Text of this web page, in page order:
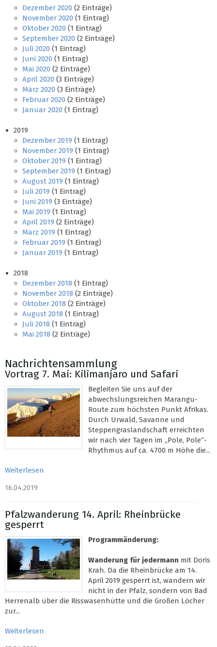
Dezember 2020 (2 Einträge)
November 2020 (1 Eintrag)
Oktober 2020 (1 Eintrag)
September 2020 (2 Einträge)
Juli 2020 (1 Eintrag)
Juni 2020 (1 Eintrag)
Mai 2020 (2 Einträge)
April 2020 (3 Einträge)
März 2020 (3 Einträge)
Februar 2020 (2 Einträge)
Januar 2020 (1 Eintrag)
2019
Dezember 2019 (1 Eintrag)
November 2019 (1 Eintrag)
Oktober 2019 (1 Eintrag)
September 2019 (1 Eintrag)
August 2019 (1 Eintrag)
Juli 2019 (1 Eintrag)
Juni 2019 (3 Einträge)
Mai 2019 (1 Eintrag)
April 2019 (2 Einträge)
März 2019 (1 Eintrag)
Februar 2019 (1 Eintrag)
Januar 2019 (1 Eintrag)
2018
Dezember 2018 (1 Eintrag)
November 2018 (2 Einträge)
Oktober 2018 (2 Einträge)
August 2018 (1 Eintrag)
Juli 2018 (1 Eintrag)
Mai 2018 (2 Einträge)
Nachrichtensammlung
Vortrag 7. Mai: Kilimanjaro und Safari
Begleiten Sie uns auf der
abwechslungsreichen Marangu-
Route zum höchsten Punkt Afrikas.
Durch Urwald, Savanne und
Steppengraslandschaft erreichten
wir nach vier Tagen im „Pole, Pole“-
Rhythmus auf ca. 4700 m Höhe die...
Weiterlesen
16.04.2019
Pfalzwanderung 14. April: Rheinbrücke
gesperrt
Programmänderung:
Wanderung für jedermann mit Doris
Krah. Da die Rheinbrücke am 14.
April 2019 gesperrt ist, wandern wir
nicht in der Pfalz, sondern von Bad
Herrenalb über die Risswasenhütte und die Großen Löcher
zur...
Weiterlesen